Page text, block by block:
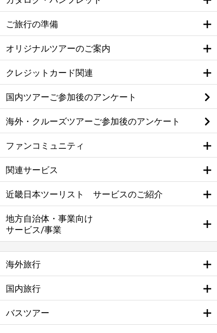
ご旅行の準備
オリジナルツアーのご案内
クレジットカード関連
国内ツアーご参加後のアンケート
海外・クルーズツアーご参加後のアンケート
ファンコミュニティ
関連サービス
近畿日本ツーリスト サービスのご紹介
地方自治体・事業向け
サービス/事業
海外旅行
国内旅行
バスツアー